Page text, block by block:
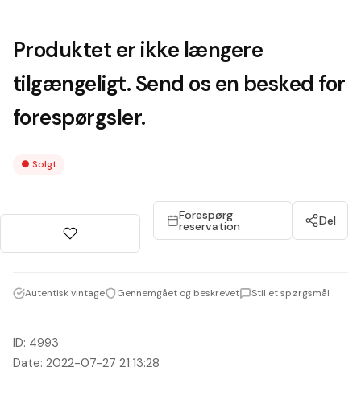
ID: 4993
Date: 2022-07-27 21:13:28
Produktet er ikke længere
tilgængeligt. Send os en besked for
forespørgsler.
● Solgt
Forespørg
reservation Del
Autentisk vintage Gennemgået og beskrevet Stil et spørgsmål